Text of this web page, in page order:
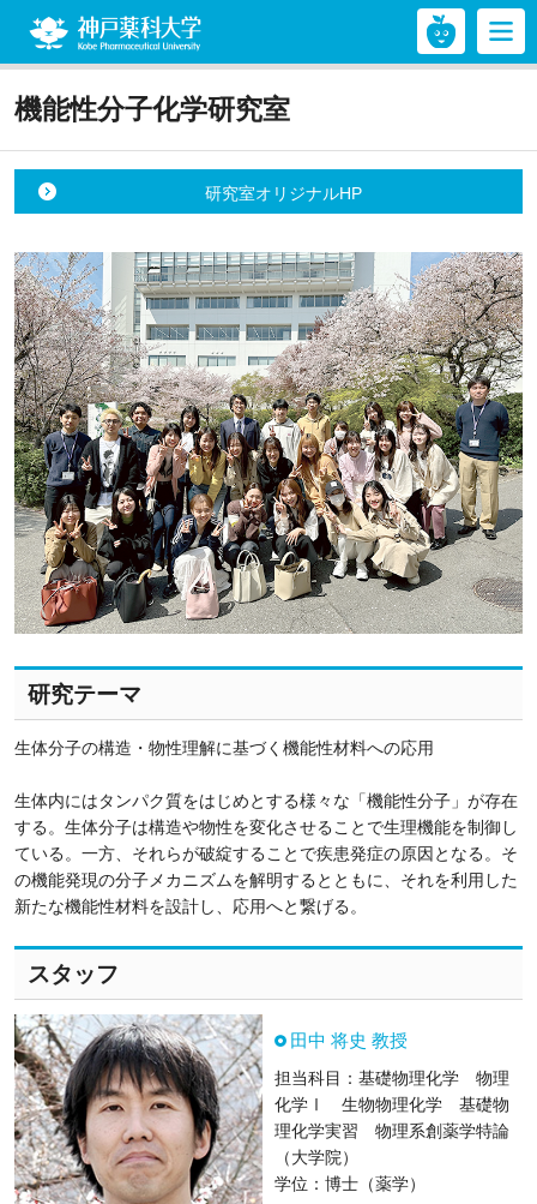
機能性分子化学研究室
研究室オリジナルHP
研究テーマ
生体分子の構造・物性理解に基づく機能性材料への応用
生体内にはタンパク質をはじめとする様々な「機能性分子」が存在
する。生体分子は構造や物性を変化させることで生理機能を制御し
ている。一方、それらが破綻することで疾患発症の原因となる。そ
の機能発現の分子メカニズムを解明するとともに、それを利用した
新たな機能性材料を設計し、応用へと繋げる。
スタッフ
田中 将史 教授
担当科目：基礎物理化学 物理
化学Ⅰ 生物物理化学 基礎物
理化学実習 物理系創薬学特論
（大学院）
学位：博士（薬学）
神戸薬科大学